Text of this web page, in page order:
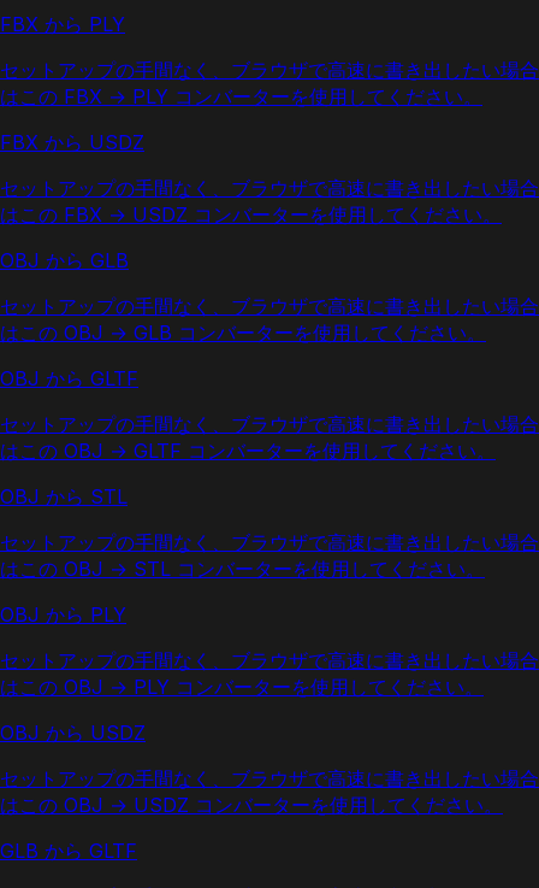
FBX から PLY
セットアップの手間なく、ブラウザで高速に書き出したい場合
はこの FBX → PLY コンバーターを使用してください。
FBX から USDZ
セットアップの手間なく、ブラウザで高速に書き出したい場合
はこの FBX → USDZ コンバーターを使用してください。
OBJ から GLB
セットアップの手間なく、ブラウザで高速に書き出したい場合
はこの OBJ → GLB コンバーターを使用してください。
OBJ から GLTF
セットアップの手間なく、ブラウザで高速に書き出したい場合
はこの OBJ → GLTF コンバーターを使用してください。
OBJ から STL
セットアップの手間なく、ブラウザで高速に書き出したい場合
はこの OBJ → STL コンバーターを使用してください。
OBJ から PLY
セットアップの手間なく、ブラウザで高速に書き出したい場合
はこの OBJ → PLY コンバーターを使用してください。
OBJ から USDZ
セットアップの手間なく、ブラウザで高速に書き出したい場合
はこの OBJ → USDZ コンバーターを使用してください。
GLB から GLTF